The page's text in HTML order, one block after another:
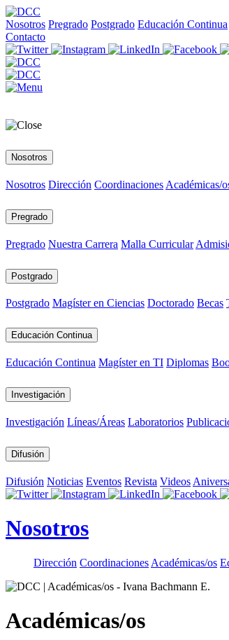
Nosotros Pregrado Postgrado Educación Continua
Contacto
Nosotros
Nosotros Dirección Coordinaciones Académicas/
Pregrado
Pregrado Nuestra Carrera Malla Curricular
Postgrado
Postgrado Magíster en Ciencias Doctorado Becas
Educación Continua
Educación Continua Magíster en TI Diplomas
Investigación
Investigación Líneas/Áreas Laboratorios
Difusión
Difusión Noticias Eventos Revista Videos
Nosotros
Dirección Coordinaciones Académicas/os
Académicas/os